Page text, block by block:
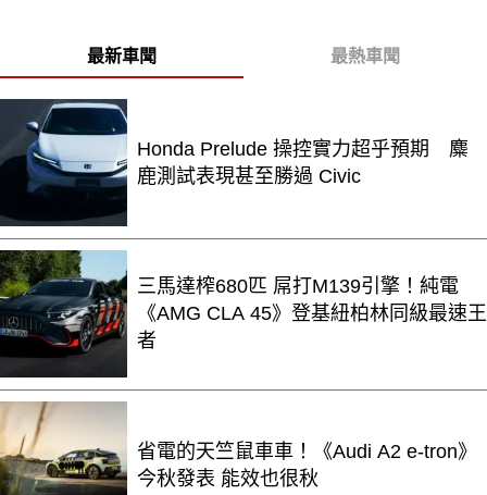
最新車聞 最熱車聞
Honda Prelude 操控實力超乎預期 麋
鹿測試表現甚至勝過 Civic
三馬達榨680匹 屌打M139引擎！純電
《AMG CLA 45》登基紐柏林同級最速王
者
省電的天竺鼠車車！《Audi A2 e-tron》
今秋發表 能效也很秋